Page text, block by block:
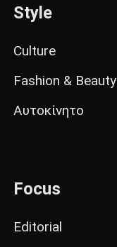
Style
Culture
Fashion & Beauty
Αυτοκίνητο
Focus
Editorial